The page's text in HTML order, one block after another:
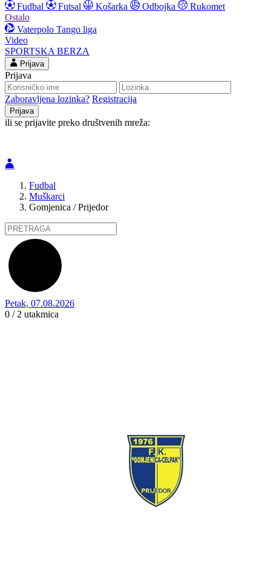
Fudbal
Futsal Košarka Odbojka
Rukomet
Ostalo
Vaterpolo Tango liga
Video
SPORTSKA BERZA
Prijava
Prijava
Zaboravljena lozinka? Registracija
ili se prijavite preko društvenih mreža:
Fudbal
Muškarci
Gomjenica / Prijedor
Petak, 07.08.2026
0 / 2 utakmica